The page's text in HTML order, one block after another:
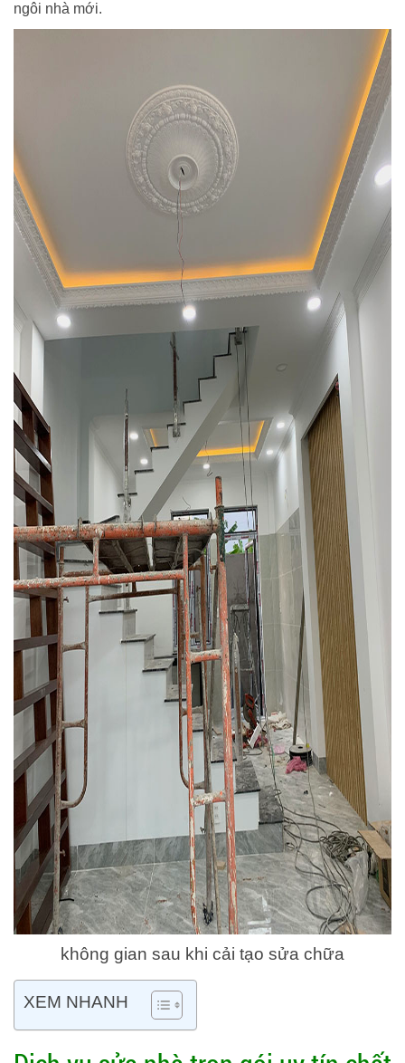
ngôi nhà mới.
không gian sau khi cải tạo sửa chữa
XEM NHANH